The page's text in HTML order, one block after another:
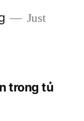
Just
trong tủ